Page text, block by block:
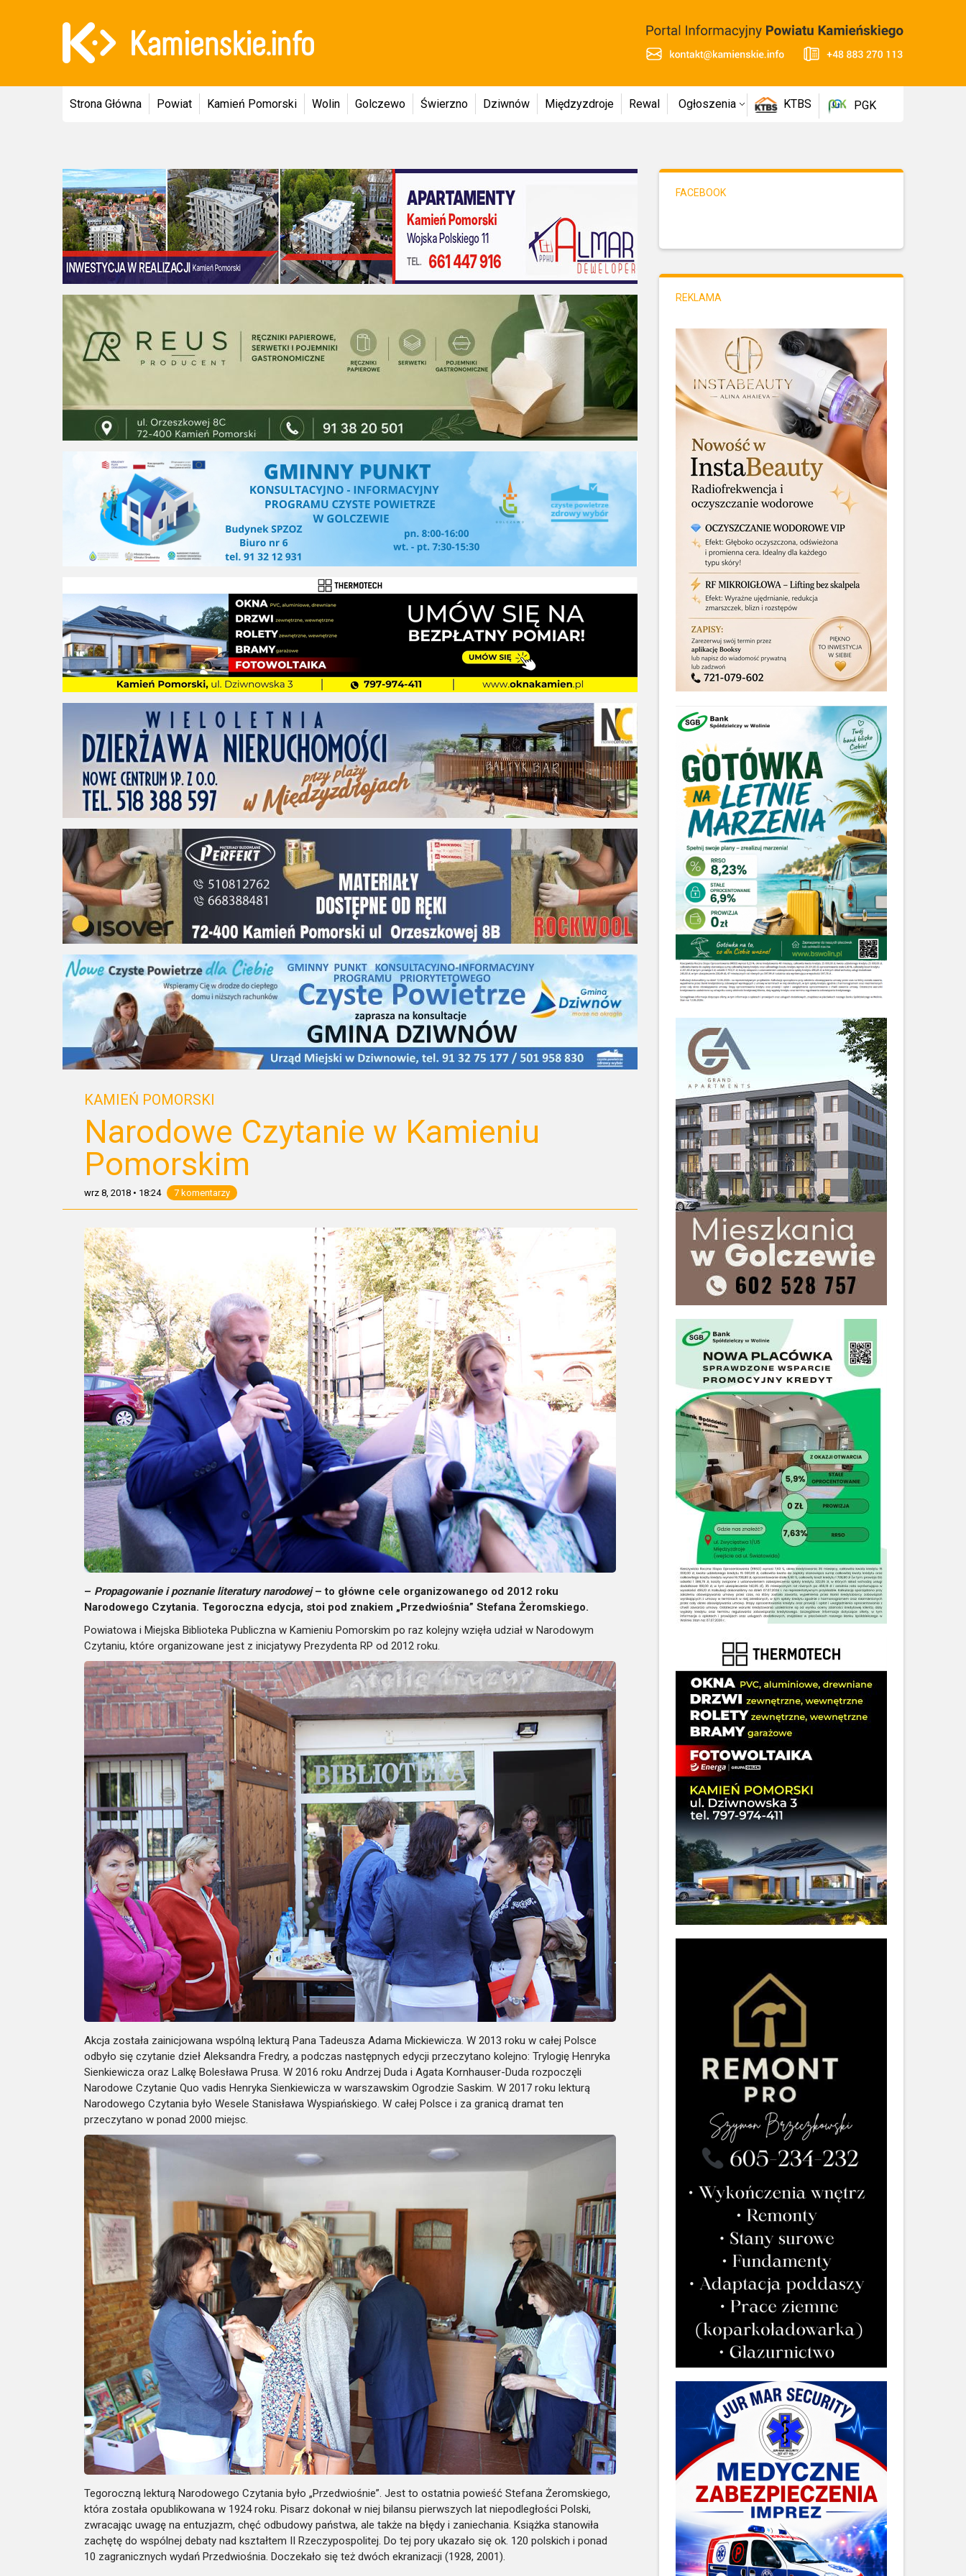
Strona Główna Powiat Kamień Pomorski Wolin Golczewo Świerzno Dziwnów Międzyzdroje Rewal Ogłoszenia KTBS PGK
KAMIEŃ POMORSKI
Narodowe Czytanie w Kamieniu
Pomorskim
wrz 8, 2018 • 18:24 7 komentarzy
– Propagowanie i poznanie literatury narodowej– to główne cele organizowanego od 2012 roku
Narodowego Czytania. Tegoroczna edycja, stoi pod znakiem „Przedwiośnia” Stefana Żeromskiego.
Powiatowa i Miejska Biblioteka Publiczna w Kamieniu Pomorskim po raz kolejny wzięła udział w Narodowym
Czytaniu, które organizowane jest z inicjatywy Prezydenta RP od 2012 roku.
Akcja została zainicjowana wspólną lekturą Pana Tadeusza Adama Mickiewicza. W 2013 roku w całej Polsce
odbyło się czytanie dzieł Aleksandra Fredry, a podczas następnych edycji przeczytano kolejno: Trylogię Henryka
Sienkiewicza oraz Lalkę Bolesława Prusa. W 2016 roku Andrzej Duda i Agata Kornhauser-Duda rozpoczęli
Narodowe Czytanie Quo vadis Henryka Sienkiewicza w warszawskim Ogrodzie Saskim. W 2017 roku lekturą
Narodowego Czytania było Wesele Stanisława Wyspiańskiego. W całej Polsce i za granicą dramat ten
przeczytano w ponad 2000 miejsc.
Tegoroczną lekturą Narodowego Czytania było „Przedwiośnie”. Jest to ostatnia powieść Stefana Żeromskiego,
która została opublikowana w 1924 roku. Pisarz dokonał w niej bilansu pierwszych lat niepodległości Polski,
zwracając uwagę na entuzjazm, chęć odbudowy państwa, ale także na błędy i zaniechania. Książka stanowiła
zachętę do wspólnej debaty nad kształtem II Rzeczypospolitej. Do tej pory ukazało się ok. 120 polskich i ponad
10 zagranicznych wydań Przedwiośnia. Doczekało się też dwóch ekranizacji (1928, 2001).
FACEBOOK
REKLAMA